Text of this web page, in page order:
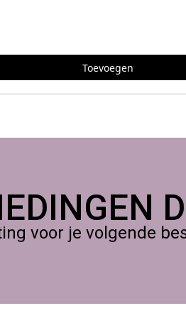
Toevoegen
voor je volgende